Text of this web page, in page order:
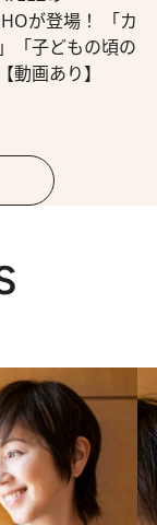
が登場！ 「カ
「子どもの頃の
動画あり】